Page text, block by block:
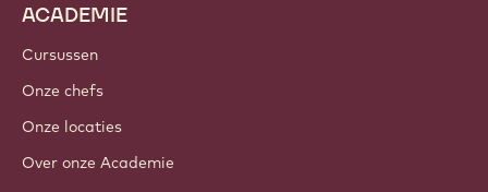
ACADEMIE
Cursussen
Onze chefs
Onze locaties
Over onze Academie